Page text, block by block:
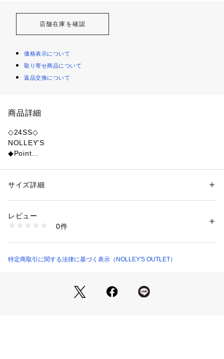
店舗在庫を確認
価格表示について
取り寄せ商品について
返品交換について
商品詳細
◇24SS◇
NOLLEY'S
◆Point
・細かなプリーツ加工がポイントの存在感のある1枚
・Tシャツやシャツなど、様々なトップスとコーディネートを
楽しめるアイテム
末永くご愛用頂くために、アテンションタグを必ずご確認の
気になる商品は、お気に入り登録がオススメです！
クーポン情報、入荷情報が、通知されるようになります。
性別：レディース
素材：ポリエステル100%
商品番号：
4-0203-3-06-001 （ショップ）
サイズ詳細
レビュー
0件
特定商取引に関する法律に基づく表示（NOLLEY'S OUTLET）